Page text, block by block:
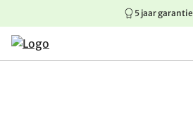
Springen naar hoofdinhoud
Springen naar hoofdnavigatie
Springen naar voettekst
5 jaar garantie